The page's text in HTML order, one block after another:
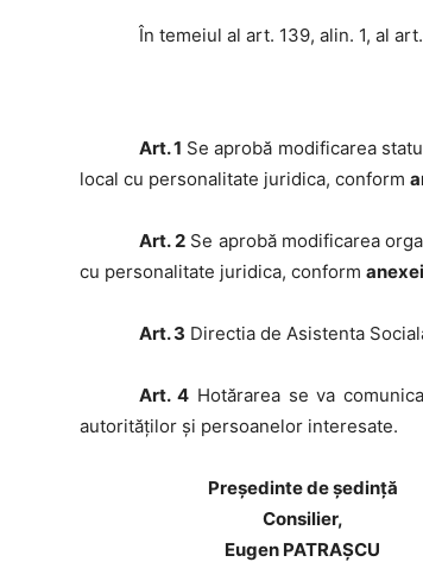
În temeiul al art. 139, alin. 1, al
Art. 1 Se aprobă modificarea
local cu personalitate juridica, conform
Art. 2Se aprobă modificarea
cu personalitate juridica, conform
Art. 3 Directia de Asistenta
Art. 4 Hotărarea se va
autorităților și persoanelor interesate.
Preşedinte de şedinţă
Consilier,
Eugen PATRAȘCU